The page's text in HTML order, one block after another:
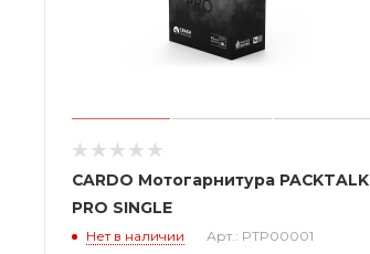
CARDO Мотогарнитура PACKTALK
PRO SINGLE
Нет в наличии Арт.: PTP00001